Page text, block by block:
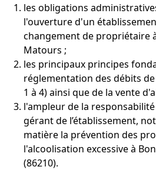
les obligations
l'ouverture d'un
changement de propriétaire
Matours ;
les principaux principes
réglementation des débits
1 à 4) ainsi que de la vente
l'ampleur de la
gérant de l’établissement,
matière la prévention des
l'alcoolisation excessive à
(86210).